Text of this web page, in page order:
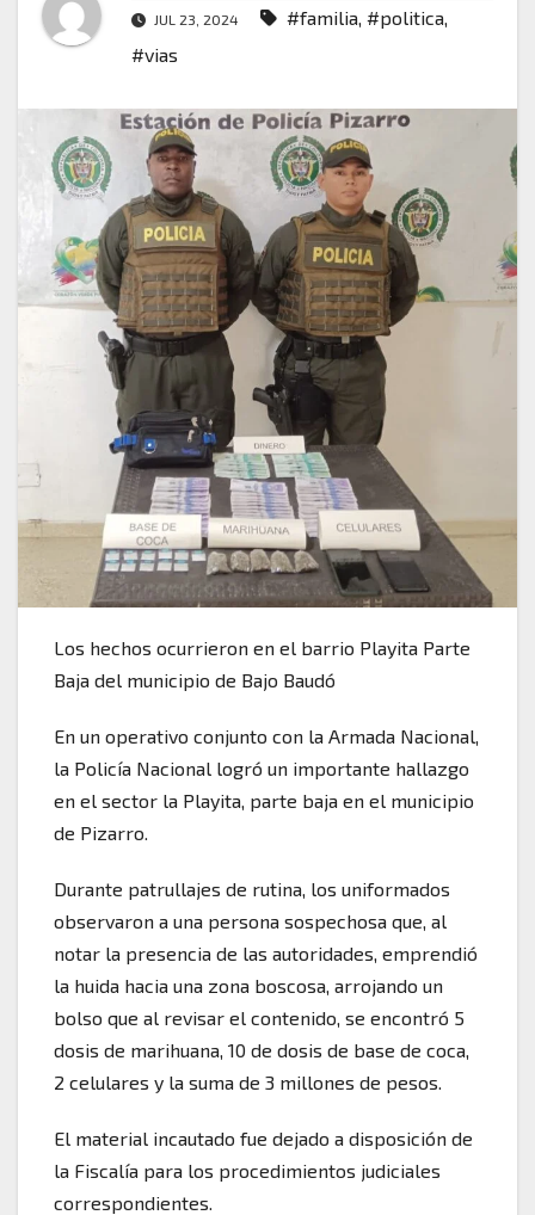
JUL 23, 2024 #familia, #politica,
#vias
Los hechos ocurrieron en el barrio Playita Parte
Baja del municipio de Bajo Baudó
En un operativo conjunto con la Armada Nacional,
la Policía Nacional logró un importante hallazgo
en el sector la Playita, parte baja en el municipio
de Pizarro.
Durante patrullajes de rutina, los uniformados
observaron a una persona sospechosa que, al
notar la presencia de las autoridades, emprendió
la huida hacia una zona boscosa, arrojando un
bolso que al revisar el contenido, se encontró 5
dosis de marihuana, 10 de dosis de base de coca,
2 celulares y la suma de 3 millones de pesos.
El material incautado fue dejado a disposición de
la Fiscalía para los procedimientos judiciales
correspondientes.